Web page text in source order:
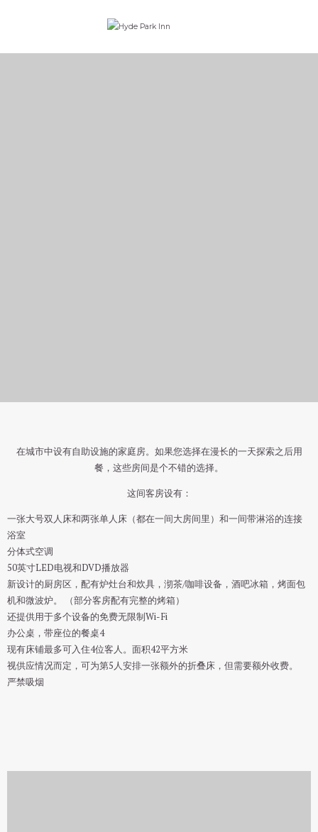
在城市中设有自助设施的家庭房。如果您选择在漫长的一天探索之后用
餐，这些房间是个不错的选择。
这间客房设有：
一张大号双人床和两张单人床（都在一间大房间里）和一间带淋浴的连接
浴室
分体式空调
50英寸LED电视和DVD播放器
新设计的厨房区，配有炉灶台和炊具，沏茶/咖啡设备，酒吧冰箱，烤面包
机和微波炉。 （部分客房配有完整的烤箱）
还提供用于多个设备的免费无限制Wi-Fi
办公桌，带座位的餐桌4
现有床铺最多可入住4位客人。面积42平方米
视供应情况而定，可为第5人安排一张额外的折叠床，但需要额外收费。
严禁吸烟